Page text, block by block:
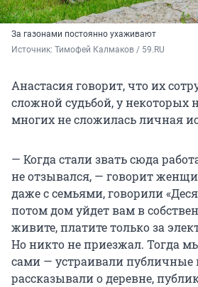
За газонами постоянно ухаживают
Источник: Тимофей Калмаков / 59.RU
Анастасия говорит, что их
сложной судьбой, у некоторых
многих не сложилась личная
— Когда стали звать сюда
не отзывался, — говорит
даже с семьями, говорили
потом дом уйдет вам в
живите, платите только за
Но никто не приезжал. Тогда
сами — устраивали публичные
рассказывали о деревне,